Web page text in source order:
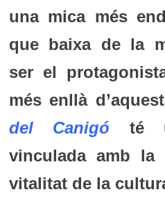
una mica més
que baixa de la
ser el
més enllà
del Canigó té
vinculada amb
vitalitat de la